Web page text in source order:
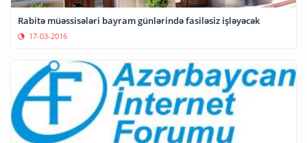
Rabitə müəssisələri bayram günlərində fasiləsiz işləyəcək
17-03-2016